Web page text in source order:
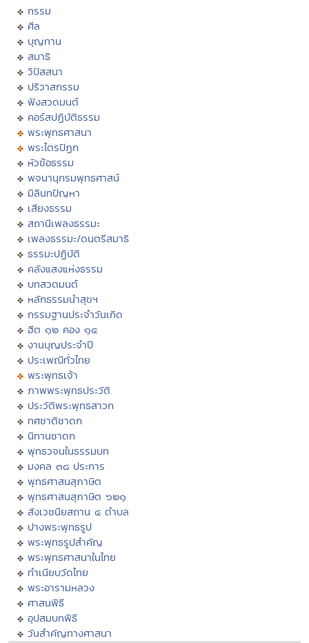
กรรม
ศีล
บุญทาน
สมาธิ
วิปัสสนา
ปริวาสกรรม
ฟังสวดมนต์
คอร์สปฏิบัติธรรม
พระพุทธศาสนา
พระไตรปิฏก
หัวข้อธรรม
พจนานุกรมพุทธศาสน์
มิลินทปัญหา
เสียงธรรม
สถานีเพลงธรรมะ
เพลงธรรมะ/ดนตรีสมาธิ
ธรรมะปฏิบัติ
คลังแสงแห่งธรรม
บทสวดมนต์
หลักธรรมนำสุขฯ
กรรมฐานประจำวันเกิด
ฮีต ๑๒ คอง ๑๔
งานบุญประจำปี
ประเพณีทั่วไทย
พระพุทธเจ้า
ภาพพระพุทธประวัติ
ประวัติพระพุทธสาวก
ทศชาติชาดก
นิทานชาดก
พุทธวจนในธรรมบท
มงคล ๓๘ ประการ
พุทธศาสนสุภาษิต
พุทธศาสนสุภาษิต ๖๒๑
สังเวชนียสถาน ๔ ตำบล
ปางพระพุทธรูป
พระพุทธรูปสำคัญ
พระพุทธศาสนาในไทย
ทำเนียบวัดไทย
พระอารามหลวง
ศาสนพิธี
อุปสมบทพิธี
วันสำคัญทางศาสนา